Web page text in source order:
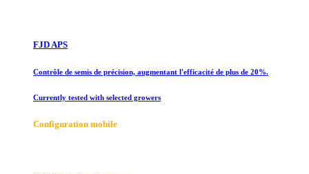
FJD APS
Contrôle de semis de précision, augmentant l'efficacité de plus de 20%.
Currently tested with selected growers
Configuration mobile